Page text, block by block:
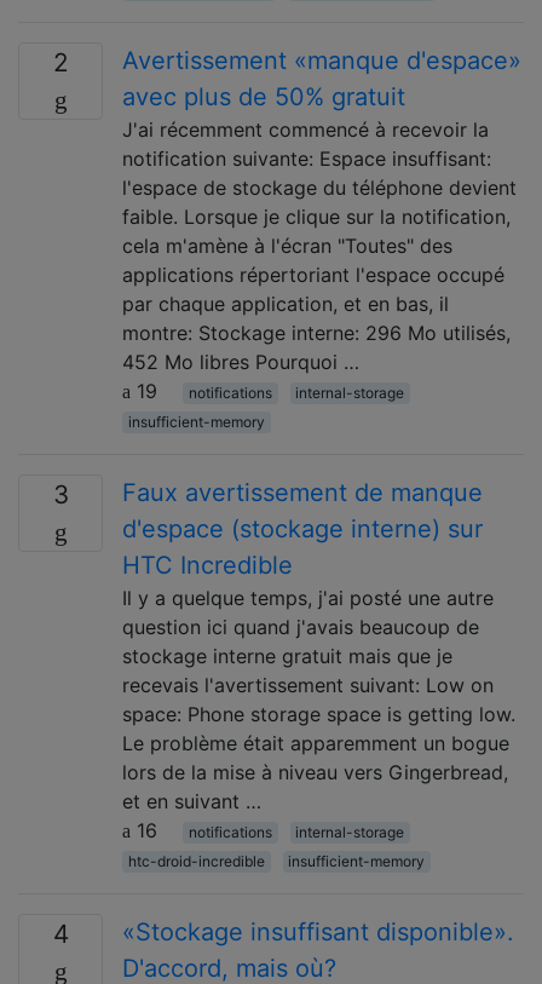
2
Avertissement «manque d'espace»
avec plus de 50% gratuit
J'ai récemment commencé à recevoir la
notification suivante: Espace insuffisant:
l'espace de stockage du téléphone devient
faible. Lorsque je clique sur la notification,
cela m'amène à l'écran "Toutes" des
applications répertoriant l'espace occupé
par chaque application, et en bas, il
montre: Stockage interne: 296 Mo utilisés,
452 Mo libres Pourquoi …
19
notifications
internal-storage
insufficient-memory
3
Faux avertissement de manque
d'espace (stockage interne) sur
HTC Incredible
Il y a quelque temps, j'ai posté une autre
question ici quand j'avais beaucoup de
stockage interne gratuit mais que je
recevais l'avertissement suivant: Low on
space: Phone storage space is getting low.
Le problème était apparemment un bogue
lors de la mise à niveau vers Gingerbread,
et en suivant …
16
notifications
internal-storage
htc-droid-incredible
insufficient-memory
4
«Stockage insuffisant disponible».
D'accord, mais où?